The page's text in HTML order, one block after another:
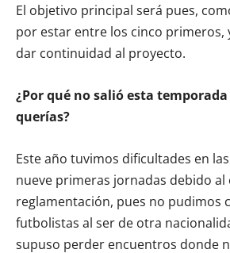
El objetivo principal será pues,
por estar entre los cinco primeros,
dar continuidad al proyecto.
¿Por qué no salió esta
querías?
Este año tuvimos dificultades en
nueve primeras jornadas debido al
reglamentación, pues no pudimos
futbolistas al ser de otra
supuso perder encuentros donde